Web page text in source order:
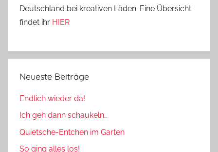
Deutschland bei kreativen Läden. Eine Übersicht
findet ihr HIER
Neueste Beiträge
Endlich wieder da!
Ich geh dann schaukeln…
Quietsche-Entchen im Garten
So ging alles los!